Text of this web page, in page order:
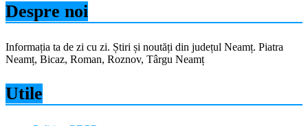
Despre noi
Informația ta de zi cu zi. Știri și noutăți din județul Neamț. Piatra
Neamț, Bicaz, Roman, Roznov, Târgu Neamț
Utile